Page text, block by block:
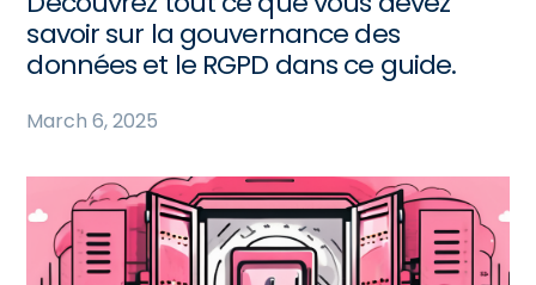
savoir sur la gouvernance des
données et le RGPD dans ce guide.
March 6, 2025